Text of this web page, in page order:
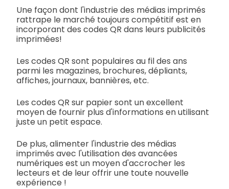
Une façon dont l'industrie des médias imprimés
rattrape le marché toujours compétitif est en
incorporant des codes QR dans leurs publicités
imprimées!
Les codes QR sont populaires au fil des ans
parmi les magazines, brochures, dépliants,
affiches, journaux, bannières, etc.
Les codes QR sur papier sont un excellent
moyen de fournir plus d'informations en utilisant
juste un petit espace.
De plus, alimenter l'industrie des médias
imprimés avec l'utilisation des avancées
numériques est un moyen d'accrocher les
lecteurs et de leur offrir une toute nouvelle
expérience !